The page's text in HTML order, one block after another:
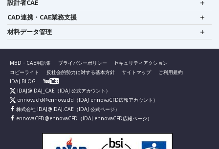
設計者CAE
CAD連携・CAE業務支援
材料データ管理
MBD・CAE用語集 プライバシーポリシー
セキュリティアクション
コピーライト
反社会的勢力に対する基本方針 サイトマップ
ご利用規約
IDAJ-BLOG
IDAJ@IDAJ_CAE （IDAJ 公式アカウント）
ennovacfd@ennovacfd （IDAJ ennovaCFD広報アカウント）
株式会社 IDAJ@IDAJ.CAE （IDAJ 公式ページ）
ennovaCFD@ennovaCFD （IDAJ ennovaCFD広報ページ）